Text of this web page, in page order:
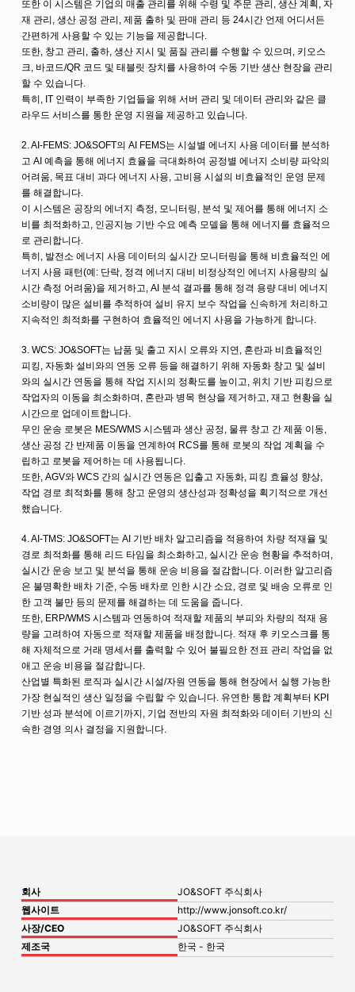
또한 이 시스템은 기업의 매출 관리를 위해 수령 및 주문 관리, 생산 계획, 자
재 관리, 생산 공정 관리, 제품 출하 및 판매 관리 등 24시간 언제 어디서든
간편하게 사용할 수 있는 기능을 제공합니다.
또한, 창고 관리, 출하, 생산 지시 및 품질 관리를 수행할 수 있으며, 키오스
크, 바코드/QR 코드 및 태블릿 장치를 사용하여 수동 기반 생산 현장을 관리
할 수 있습니다.
특히, IT 인력이 부족한 기업들을 위해 서버 관리 및 데이터 관리와 같은 클
라우드 서비스를 통한 운영 지원을 제공하고 있습니다.
2. AI-FEMS: JO&SOFT의 AI FEMS는 시설별 에너지 사용 데이터를 분석하
고 AI 예측을 통해 에너지 효율을 극대화하여 공정별 에너지 소비량 파악의
어려움, 목표 대비 과다 에너지 사용, 고비용 시설의 비효율적인 운영 문제
를 해결합니다.
이 시스템은 공장의 에너지 측정, 모니터링, 분석 및 제어를 통해 에너지 소
비를 최적화하고, 인공지능 기반 수요 예측 모델을 통해 에너지를 효율적으
로 관리합니다.
특히, 발전소 에너지 사용 데이터의 실시간 모니터링을 통해 비효율적인 에
너지 사용 패턴(예: 단락, 정격 에너지 대비 비정상적인 에너지 사용량의 실
시간 측정 어려움)을 제거하고, AI 분석 결과를 통해 정격 용량 대비 에너지
소비량이 많은 설비를 추적하여 설비 유지 보수 작업을 신속하게 처리하고
지속적인 최적화를 구현하여 효율적인 에너지 사용을 가능하게 합니다.
3. WCS: JO&SOFT는 납품 및 출고 지시 오류와 지연, 혼란과 비효율적인
피킹, 자동화 설비와의 연동 오류 등을 해결하기 위해 자동화 창고 및 설비
와의 실시간 연동을 통해 작업 지시의 정확도를 높이고, 위치 기반 피킹으로
작업자의 이동을 최소화하며, 혼란과 병목 현상을 제거하고, 재고 현황을 실
시간으로 업데이트합니다.
무인 운송 로봇은 MES/WMS 시스템과 생산 공정, 물류 창고 간 제품 이동,
생산 공정 간 반제품 이동을 연계하여 RCS를 통해 로봇의 작업 계획을 수
립하고 로봇을 제어하는 데 사용됩니다.
또한, AGV와 WCS 간의 실시간 연동은 입출고 자동화, 피킹 효율성 향상,
작업 경로 최적화를 통해 창고 운영의 생산성과 정확성을 획기적으로 개선
했습니다.
4. AI-TMS: JO&SOFT는 AI 기반 배차 알고리즘을 적용하여 차량 적재율 및
경로 최적화를 통해 리드 타임을 최소화하고, 실시간 운송 현황을 추적하며,
실시간 운송 보고 및 분석을 통해 운송 비용을 절감합니다. 이러한 알고리즘
은 불명확한 배차 기준, 수동 배차로 인한 시간 소요, 경로 및 배송 오류로 인
한 고객 불만 등의 문제를 해결하는 데 도움을 줍니다.
또한, ERP/WMS 시스템과 연동하여 적재할 제품의 부피와 차량의 적재 용
량을 고려하여 자동으로 적재할 제품을 배정합니다. 적재 후 키오스크를 통
해 자체적으로 거래 명세서를 출력할 수 있어 불필요한 전표 관리 작업을 없
애고 운송 비용을 절감합니다.
산업별 특화된 로직과 실시간 시설/자원 연동을 통해 현장에서 실행 가능한
가장 현실적인 생산 일정을 수립할 수 있습니다. 유연한 통합 계획부터 KPI
기반 성과 분석에 이르기까지, 기업 전반의 자원 최적화와 데이터 기반의 신
속한 경영 의사 결정을 지원합니다.
회사
JO&SOFT 주식회사
웹사이트
http://www.jonsoft.co.kr/
사장/CEO
JO&SOFT 주식회사
제조국
한국 - 한국